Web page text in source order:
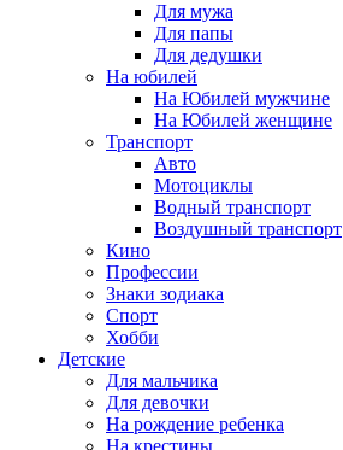
Для мужа
Для папы
Для дедушки
На юбилей
На Юбилей мужчине
На Юбилей женщине
Транспорт
Авто
Мотоциклы
Водный транспорт
Воздушный транспорт
Кино
Профессии
Знаки зодиака
Спорт
Хобби
Детские
Для мальчика
Для девочки
На рождение ребенка
На крестины